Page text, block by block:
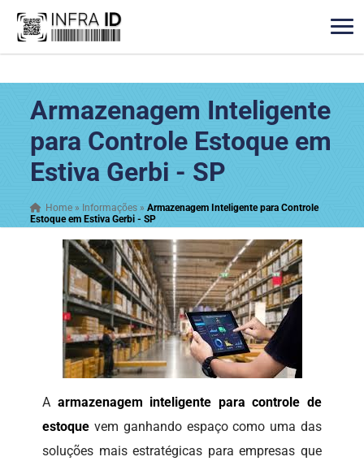
Armazenagem Inteligente
para Controle Estoque em
Estiva Gerbi - SP
Home » Informações »Armazenagem Inteligente para Controle
Estoque em Estiva Gerbi - SP
A armazenagem inteligente para controle de
estoque vem ganhando espaço como uma das
soluções mais estratégicas para empresas que